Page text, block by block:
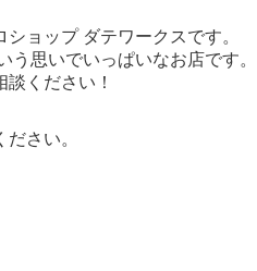
ョップ ダテワークスです。
思いでいっぱいなお店です。
ください！
さい。